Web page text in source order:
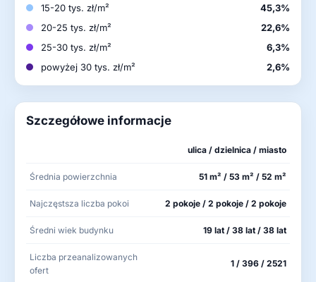
15-20 tys. zł/m²
45,3%
20-25 tys. zł/m²
22,6%
25-30 tys. zł/m²
6,3%
powyżej 30 tys. zł/m²
2,6%
Szczegółowe informacje
ulica / dzielnica / miasto
Średnia powierzchnia 51 m² / 53 m² / 52 m²
Najczęstsza liczba pokoi 2 pokoje / 2 pokoje / 2 pokoje
Średni wiek budynku 19 lat / 38 lat / 38 lat
Liczba przeanalizowanych
ofert
1 / 396 / 2521